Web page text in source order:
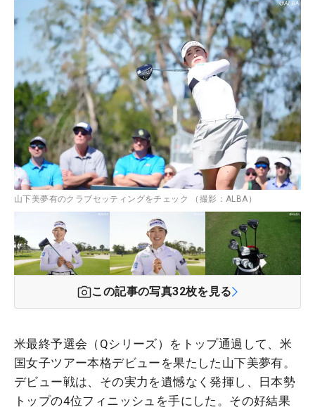
山下美夢有のクラブセッティングをチェック （撮影：ALBA）
この記事の写真32枚を見る
米最終予選会（Qシリーズ）をトップ通過して、米
国女子ツアー本格デビューを果たした山下美夢有。
デビュー戦は、その実力を遺憾なく発揮し、日本勢
トップの4位フィニッシュを手にした。その好結果